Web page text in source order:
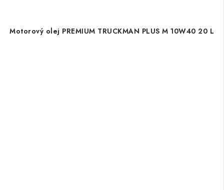
Motorový olej PREMIUM TRUCKMAN PLUS M 10W40 20 L